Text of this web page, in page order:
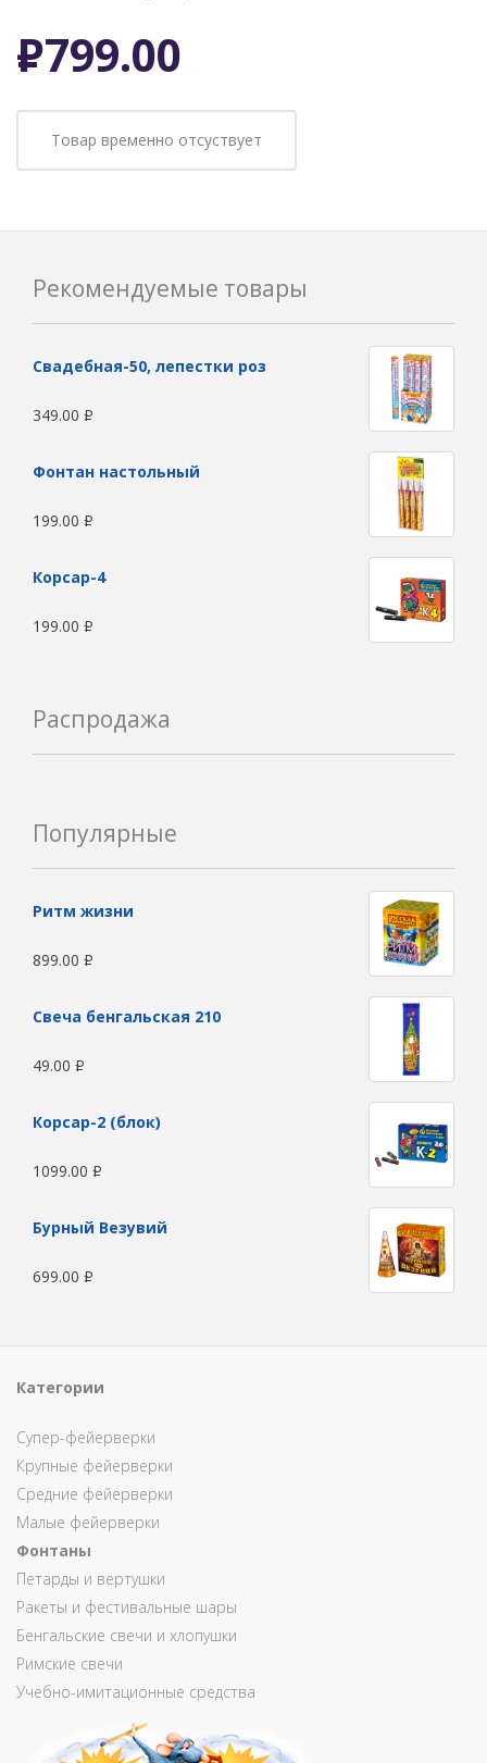
Р799.00
Товар временно отсуствует
Рекомендуемые товары
Свадебная-50, лепестки роз
349.00 Р
Фонтан настольный
199.00 Р
Корсар-4
199.00 Р
Распродажа
Популярные
Ритм жизни
899.00 Р
Свеча бенгальская 210
49.00 Р
Корсар-2 (блок)
1099.00 Р
Бурный Везувий
699.00 Р
Категории
Супер-фейерверки
Крупные фейерверки
Средние фейерверки
Малые фейерверки
Фонтаны
Петарды и вертушки
Ракеты и фестивальные шары
Бенгальские свечи и хлопушки
Римские свечи
Учебно-имитационные средства